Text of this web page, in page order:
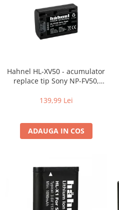
Trepiede foto
Trepiede video
Trepied / Monopied Carbon
Monopiede foto/video
Placute cap trepied
Huse trepied / stativ lumini
Accesorii trepiede si monopiede
Studio/Lumini si accesorii
Hahnel HL-XV50 - acumulator
replace tip Sony NP-FV50,
139,99 Lei
ADAUGA IN COS